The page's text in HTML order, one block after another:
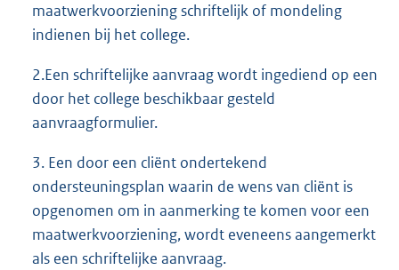
maatwerkvoorziening schriftelijk of mondeling
indienen bij het college.
2.Een schriftelijke aanvraag wordt ingediend op een
door het college beschikbaar gesteld
aanvraagformulier.
3. Een door een cliënt ondertekend
ondersteuningsplan waarin de wens van cliënt is
opgenomen om in aanmerking te komen voor een
maatwerkvoorziening, wordt eveneens aangemerkt
als een schriftelijke aanvraag.